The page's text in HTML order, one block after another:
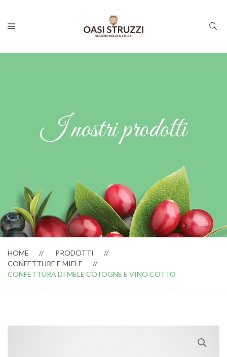
I nostri prodotti
HOME
PRODOTTI
CONFETTURE E MIELE
CONFETTURA DI MELE COTOGNE E VINO COTTO